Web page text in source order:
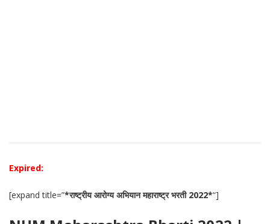
Expired:
[expand title=”*राष्ट्रीय आरोग्य अभियान महाराष्ट्र भरती 2022*“]